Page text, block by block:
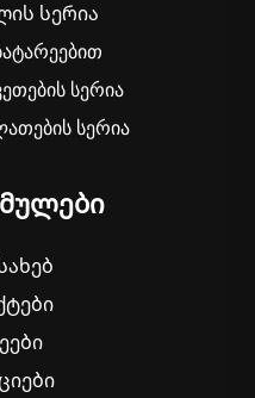
სერია
სერია
სერია